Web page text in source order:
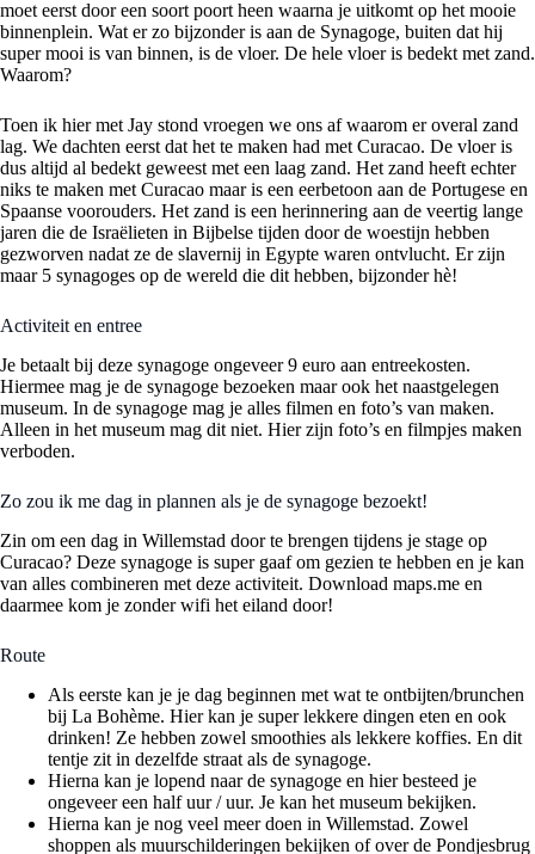
moet eerst door een soort poort heen waarna je uitkomt op het mooie
binnenplein. Wat er zo bijzonder is aan de Synagoge, buiten dat hij
super mooi is van binnen, is de vloer. De hele vloer is bedekt met zand.
Waarom?
Toen ik hier met Jay stond vroegen we ons af waarom er overal zand
lag. We dachten eerst dat het te maken had met Curacao. De vloer is
dus altijd al bedekt geweest met een laag zand. Het zand heeft echter
niks te maken met Curacao maar is een eerbetoon aan de Portugese en
Spaanse voorouders. Het zand is een herinnering aan de veertig lange
jaren die de Israëlieten in Bijbelse tijden door de woestijn hebben
gezworven nadat ze de slavernij in Egypte waren ontvlucht. Er zijn
maar 5 synagoges op de wereld die dit hebben, bijzonder hè!
Activiteit en entree
Je betaalt bij deze synagoge ongeveer 9 euro aan entreekosten.
Hiermee mag je de synagoge bezoeken maar ook het naastgelegen
museum. In de synagoge mag je alles filmen en foto’s van maken.
Alleen in het museum mag dit niet. Hier zijn foto’s en filmpjes maken
verboden.
Zo zou ik me dag in plannen als je de synagoge bezoekt!
Zin om een dag in Willemstad door te brengen tijdens je stage op
Curacao? Deze synagoge is super gaaf om gezien te hebben en je kan
van alles combineren met deze activiteit. Download maps.me en
daarmee kom je zonder wifi het eiland door!
Route
Als eerste kan je je dag beginnen met wat te ontbijten/brunchen
bij La Bohème. Hier kan je super lekkere dingen eten en ook
drinken! Ze hebben zowel smoothies als lekkere koffies. En dit
tentje zit in dezelfde straat als de synagoge.
Hierna kan je lopend naar de synagoge en hier besteed je
ongeveer een half uur / uur. Je kan het museum bekijken.
Hierna kan je nog veel meer doen in Willemstad. Zowel
shoppen als muurschilderingen bekijken of over de Pondjesbrug